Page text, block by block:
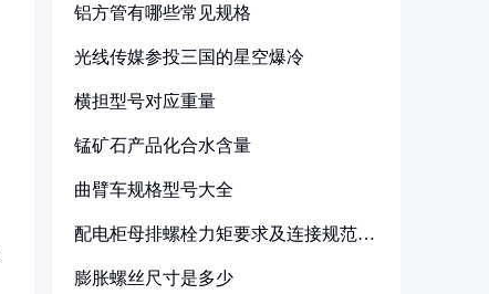
铝方管有哪些常见规格
光线传媒参投三国的星空爆冷
横担型号对应重量
锰矿石产品化合水含量
曲臂车规格型号大全
配电柜母排螺栓力矩要求及连接规范详
膨胀螺丝尺寸是多少